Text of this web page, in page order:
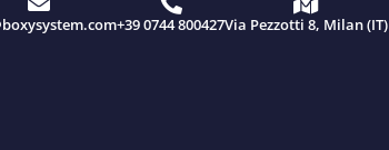
+39 0744 800427Via Pezzotti 8, Milan (IT)